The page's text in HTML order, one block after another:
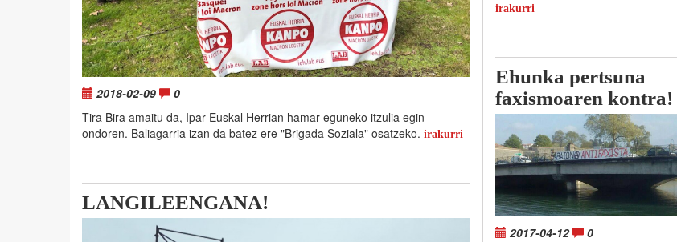
2018-02-09
0
Tira Bira amaitu da, Ipar Euskal Herrian hamar eguneko itzulia egin
ondoren. Baliagarria izan da batez ere "Brigada Soziala" osatzeko. irakurri
LANGILEENGANA!
irakurri
Ehunka pertsuna
faxismoaren kontra!
2017-04-12
0